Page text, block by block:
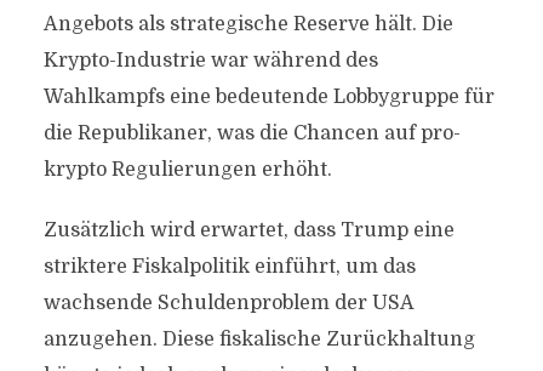
Angebots als strategische Reserve hält. Die
Krypto-Industrie war während des
Wahlkampfs eine bedeutende Lobbygruppe für
die Republikaner, was die Chancen auf pro-
krypto Regulierungen erhöht.
Zusätzlich wird erwartet, dass Trump eine
striktere Fiskalpolitik einführt, um das
wachsende Schuldenproblem der USA
anzugehen. Diese fiskalische Zurückhaltung